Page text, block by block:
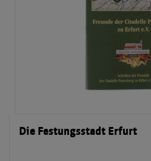
Die Festungsstadt Erfurt